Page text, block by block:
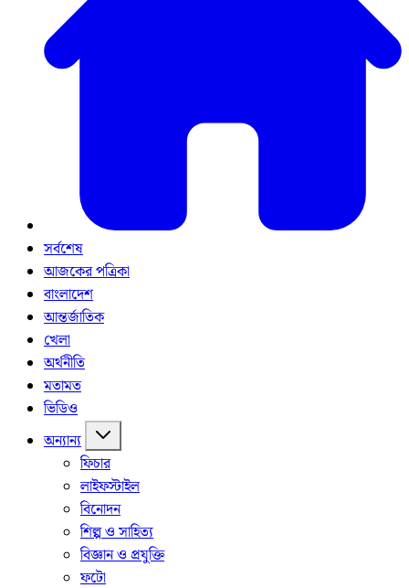
সর্বশেষ
আজকের পত্রিকা
বাংলাদেশ
আন্তর্জাতিক
খেলা
অর্থনীতি
মতামত
ভিডিও
অন্যান্য
ফিচার
লাইফস্টাইল
বিনোদন
শিল্প ও সাহিত্য
বিজ্ঞান ও প্রযুক্তি
ফটো